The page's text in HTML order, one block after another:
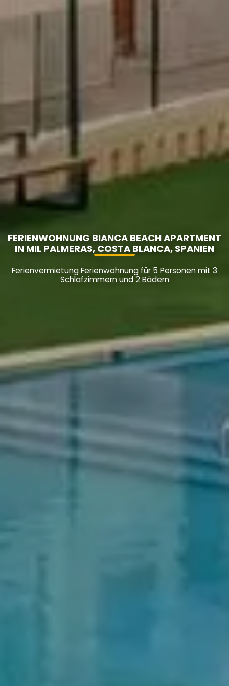
FERIENWOHNUNG BIANCA BEACH APARTMENT
IN MIL PALMERAS, COSTA BLANCA, SPANIEN
Ferienvermietung Ferienwohnung für 5 Personen mit 3
Schlafzimmern und 2 Bädern